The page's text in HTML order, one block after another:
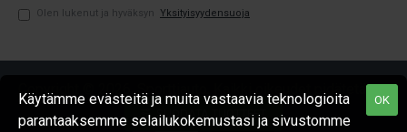
Olen lukenut ja hyväksyn Yksityisyydensuoja
Copyright © 2026, Sporttiauto, Kaikki oikeudet pidätetään
OK
Käytämme evästeitä ja muita vastaavia teknologioita
parantaaksemme selailukokemustasi ja sivustomme
SUODATA TUOTTEET